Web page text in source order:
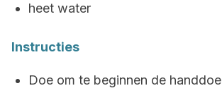
heet water
Instructies
Doe om te beginnen de